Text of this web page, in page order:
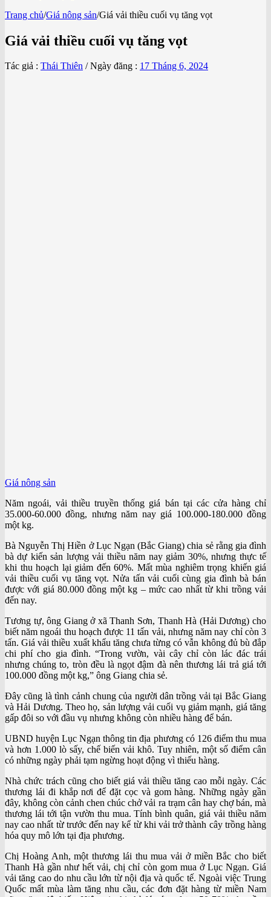
Trang chủ/Giá nông sản/Giá vải thiều cuối vụ tăng vọt
Giá vải thiều cuối vụ tăng vọt
Tác giả : Thái Thiên / Ngày đăng : 17 Tháng 6, 2024
Giá nông sản
Năm ngoái, vải thiều truyền thống giá bán tại các cửa hàng chỉ
35.000-60.000 đồng, nhưng năm nay giá 100.000-180.000 đồng
một kg.
Bà Nguyễn Thị Hiền ở Lục Ngạn (Bắc Giang) chia sẻ rằng gia đình
bà dự kiến sản lượng vải thiều năm nay giảm 30%, nhưng thực tế
khi thu hoạch lại giảm đến 60%. Mất mùa nghiêm trọng khiến giá
vải thiều cuối vụ tăng vọt. Nửa tấn vải cuối cùng gia đình bà bán
được với giá 80.000 đồng một kg – mức cao nhất từ khi trồng vải
đến nay.
Tương tự, ông Giang ở xã Thanh Sơn, Thanh Hà (Hải Dương) cho
biết năm ngoái thu hoạch được 11 tấn vải, nhưng năm nay chỉ còn 3
tấn. Giá vải thiều xuất khẩu tăng chưa từng có vẫn không đủ bù đắp
chi phí cho gia đình. “Trong vườn, vài cây chỉ còn lác đác trái
nhưng chúng to, tròn đều là ngọt đậm đà nên thương lái trả giá tới
100.000 đồng một kg,” ông Giang chia sẻ.
Đây cũng là tình cảnh chung của người dân trồng vải tại Bắc Giang
và Hải Dương. Theo họ, sản lượng vải cuối vụ giảm mạnh, giá tăng
gấp đôi so với đầu vụ nhưng không còn nhiều hàng để bán.
UBND huyện Lục Ngạn thông tin địa phương có 126 điểm thu mua
và hơn 1.000 lò sấy, chế biến vải khô. Tuy nhiên, một số điểm cân
có những ngày phải tạm ngừng hoạt động vì thiếu hàng.
Nhà chức trách cũng cho biết giá vải thiều tăng cao mỗi ngày. Các
thương lái đi khắp nơi để đặt cọc và gom hàng. Những ngày gần
đây, không còn cảnh chen chúc chở vải ra trạm cân hay chợ bán, mà
thương lái tới tận vườn thu mua. Tính bình quân, giá vải thiều năm
nay cao nhất từ trước đến nay kể từ khi vải trở thành cây trồng hàng
hóa quy mô lớn tại địa phương.
Chị Hoàng Anh, một thương lái thu mua vải ở miền Bắc cho biết
Thanh Hà gần như hết vải, chị chỉ còn gom mua ở Lục Ngạn. Giá
vải tăng cao do nhu cầu lớn từ nội địa và quốc tế. Ngoài việc Trung
Quốc mất mùa làm tăng nhu cầu, các đơn đặt hàng từ miền Nam